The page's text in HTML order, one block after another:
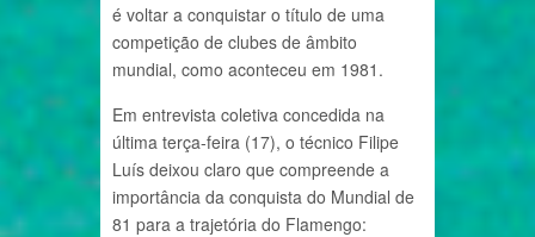
é voltar a conquistar o título de uma
competição de clubes de âmbito
mundial, como aconteceu em 1981.
Em entrevista coletiva concedida na
última terça-feira (17), o técnico Filipe
Luís deixou claro que compreende a
importância da conquista do Mundial de
81 para a trajetória do Flamengo: